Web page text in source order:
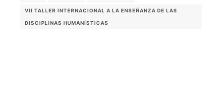
VII TALLER INTERNACIONAL A LA ENSEÑANZA DE LAS
DISCIPLINAS HUMANÍSTICAS